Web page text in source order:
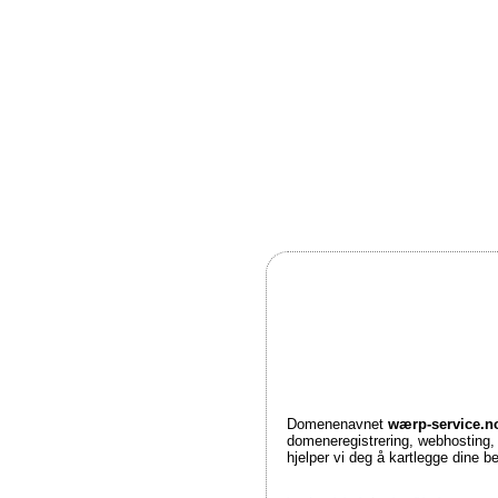
Domenenavnet wærp-
domeneregistrering,
hjelper vi deg å kartlegge dine